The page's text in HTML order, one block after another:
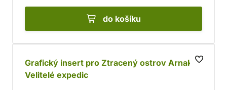
do košíku
Grafický insert pro Ztracený ostrov Arnak +
Velitelé expedic